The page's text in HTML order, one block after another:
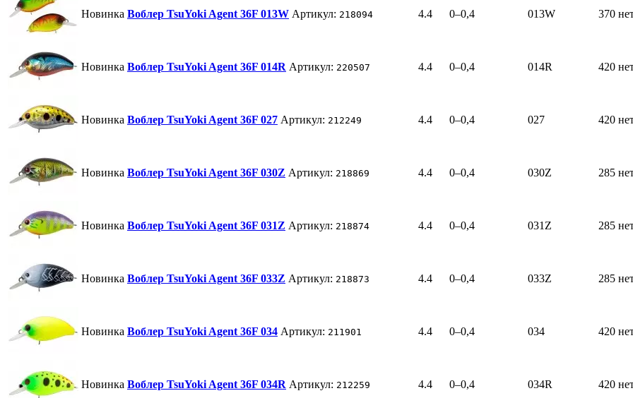
Новинка Воблер TsuYoki Agent 36F 013W Артикул: 218094 4.4 0–0,4 013W 370
Новинка Воблер TsuYoki Agent 36F 014R Артикул: 220507 4.4 0–0,4 014R 420
Новинка Воблер TsuYoki Agent 36F 027 Артикул: 212249 4.4 0–0,4 027 420
Новинка Воблер TsuYoki Agent 36F 030Z Артикул: 218869 4.4 0–0,4 030Z 285
Новинка Воблер TsuYoki Agent 36F 031Z Артикул: 218874 4.4 0–0,4 031Z 285
Новинка Воблер TsuYoki Agent 36F 033Z Артикул: 218873 4.4 0–0,4 033Z 285
Новинка Воблер TsuYoki Agent 36F 034 Артикул: 211901 4.4 0–0,4 034 420
Новинка Воблер TsuYoki Agent 36F 034R Артикул: 212259 4.4 0–0,4 034R 420